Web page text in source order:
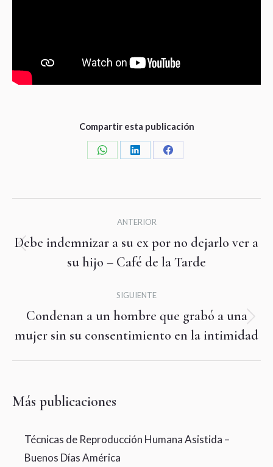
Compartir esta publicación
Share
Share
Share
entre
publicaciones
ANTERIOR
Publicación
anterior:
Debe indemnizar a su ex por no dejarlo ver a
su hijo – Café de la Tarde
SIGUIENTE
Publicación
siguiente:
Condenan a un hombre que grabó a una
mujer sin su consentimiento en la intimidad
Más publicaciones
Técnicas de Reproducción Humana Asistida –
Buenos Días América